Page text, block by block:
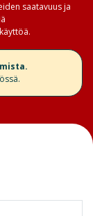
saatavuus ja